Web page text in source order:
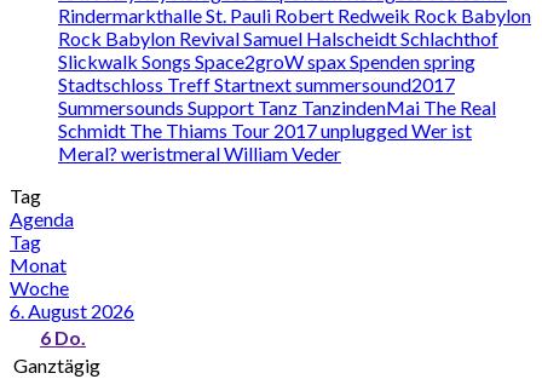
Rindermarkthalle St. Pauli Robert Redweik Rock Babylon
Rock Babylon RevivalSamuel HalscheidtSchlachthof
Slickwalk Songs Space2groWspaxSpendenspring
Stadtschloss TreffStartnextsummersound2017
Summersounds Support Tanz TanzindenMai The Real
Schmidt The Thiams Tour 2017unpluggedWer ist
Meral? weristmeralWilliam Veder
Tag
Agenda
Tag
Monat
Woche
6. August 2026
6 Do.
Ganztägig